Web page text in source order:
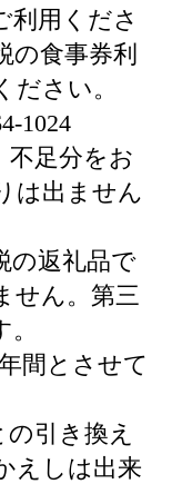
用くださ
の食事券利
さい。
1024
足分をお
は出ません
の返礼品で
せん。第三
間とさせて
引き換え
えしは出来